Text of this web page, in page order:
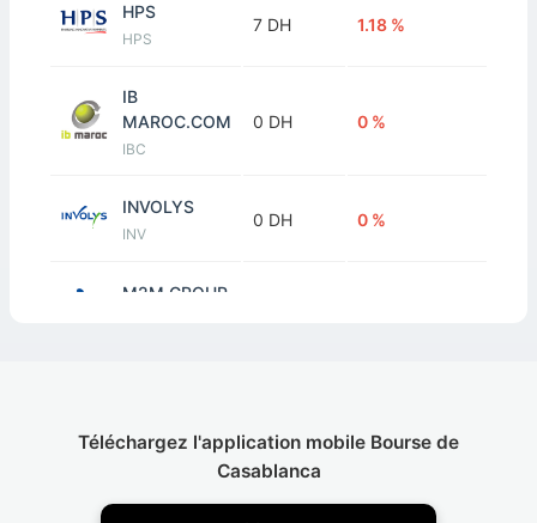
HPS
HPS
7 DH 1.18 %
IB
MAROC.COM
IBC
0 DH 0 %
INVOLYS
INV
0 DH 0 %
M2M GROUP
Téléchargez l'application mobile Bourse de
Casablanca